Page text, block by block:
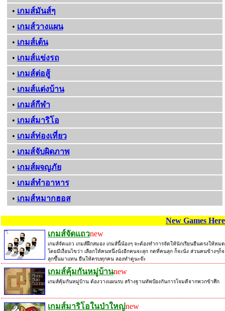
• เกมส์มันส์ๆ
• เกมส์วางแผน
• เกมส์เต้น
• เกมส์แข่งรถ
• เกมส์ต่อสู้
• เกมส์แต่งบ้าน
• เกมส์กีฬา
• เกมส์มาริโอ
• เกมส์ท่องเที่ยว
• เกมส์จับผิดภาพ
• เกมส์ผจญภัย
• เกมส์ทําอาหาร
• เกมส์หมากฮอส
New Games
เกมส์จัดแถวnew
เกมส์จัดแถว เกมส์ฝึกสมอง เกมส์นี้น้องๆ จะต้องทำการจัดให้นักเรียนยืนตรงให้หมด
โดยมีเงื่อนไขว่า เลือกให้คนหนึ่งนั่งอีกคนจะลุก กดที่คนลุก ก็จะนั่ง ส่วนคนข้างๆก็จ
ลุกขึ้นมาแทน ยืนให้ครบทุกคน ลองทำดูนะจ๊ะ
เกมส์คุ้มกันหมู่บ้านnew
เกมส์คุ้มกันหมู่บ้าน ต้องวางแผนรบ สร้างฐานทัพป้องกันการโจมตีจากพวกข้าศึก
เกมส์มาริโอในป่าใหญ่new